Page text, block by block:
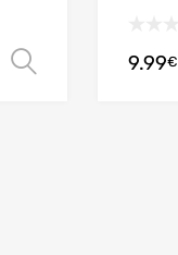
Ver opções
9.99€